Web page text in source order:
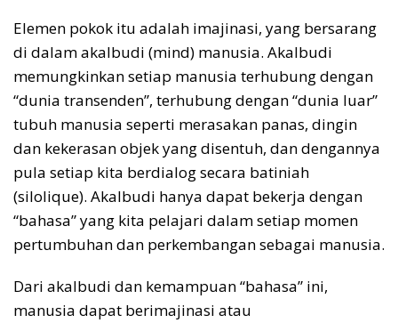
Elemen pokok itu adalah imajinasi, yang bersarang
di dalam akalbudi (mind) manusia. Akalbudi
memungkinkan setiap manusia terhubung dengan
“dunia transenden”, terhubung dengan “dunia luar”
tubuh manusia seperti merasakan panas, dingin
dan kekerasan objek yang disentuh, dan dengannya
pula setiap kita berdialog secara batiniah
(silolique). Akalbudi hanya dapat bekerja dengan
“bahasa” yang kita pelajari dalam setiap momen
pertumbuhan dan perkembangan sebagai manusia.
Dari akalbudi dan kemampuan “bahasa” ini,
manusia dapat berimajinasi atau